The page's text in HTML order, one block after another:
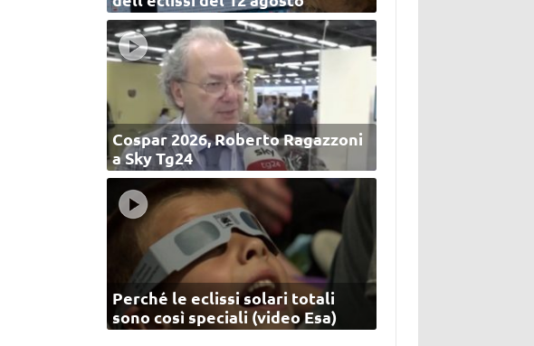
Cospar 2026, Roberto Ragazzoni
a Sky Tg24
Perché le eclissi solari totali
sono così speciali (video Esa)